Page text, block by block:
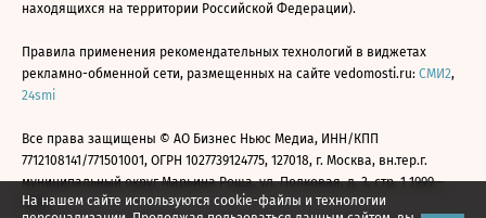
На нашем сайте используются cookie-файлы и технологии
находящихся на территории Российской Федерации).
Правила применения рекомендательных технологий в виджетах
рекламно-обменной сети, размещенных на сайте vedomosti.ru: СМИ2,
24smi
Все права защищены © АО Бизнес Ньюс Медиа, ИНН/КПП
7712108141/771501001, ОГРН 1027739124775, 127018, г. Москва, вн.тер.г.
муниципальный округ Марьина Роща, ул. Полковая, д. 3, стр. 1 1999—
2026